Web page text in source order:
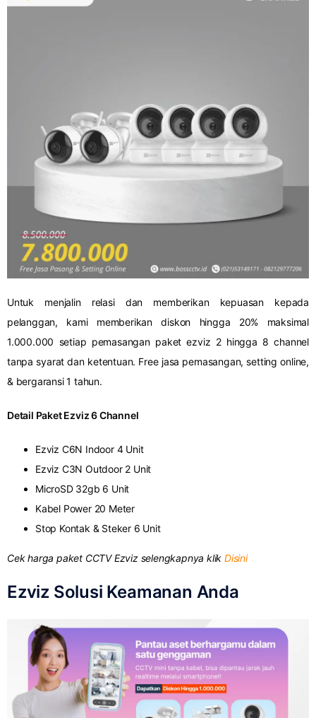
Untuk menjalin relasi dan memberikan kepuasan kepada
pelanggan, kami memberikan diskon hingga 20% maksimal
1.000.000 setiap pemasangan paket ezviz 2 hingga 8 channel
tanpa syarat dan ketentuan. Free jasa pemasangan, setting online,
& bergaransi 1 tahun.
Detail Paket Ezviz 6 Channel
Ezviz C6N Indoor 4 Unit
Ezviz C3N Outdoor 2 Unit
MicroSD 32gb 6 Unit
Kabel Power 20 Meter
Stop Kontak & Steker 6 Unit
Cek harga paket CCTV Ezviz selengkapnya klik Disini
Ezviz Solusi Keamanan Anda